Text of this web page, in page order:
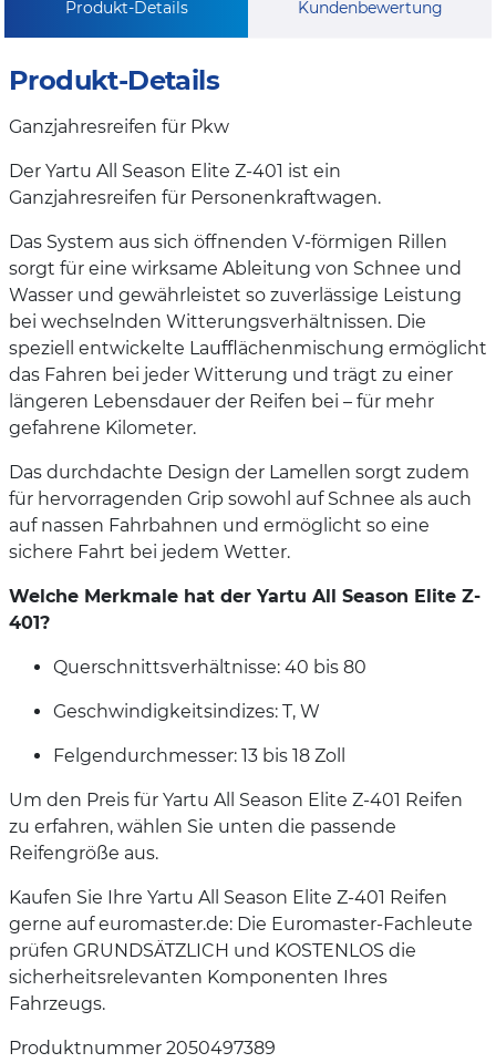
Produkt-Details Kundenbewertung
Produkt-Details
Ganzjahresreifen für Pkw
Der Yartu All Season Elite Z-401 ist ein
Ganzjahresreifen für Personenkraftwagen.
Das System aus sich öffnenden V-förmigen Rillen
sorgt für eine wirksame Ableitung von Schnee und
Wasser und gewährleistet so zuverlässige Leistung
bei wechselnden Witterungsverhältnissen. Die
speziell entwickelte Laufflächenmischung ermöglicht
das Fahren bei jeder Witterung und trägt zu einer
längeren Lebensdauer der Reifen bei – für mehr
gefahrene Kilometer.
Das durchdachte Design der Lamellen sorgt zudem
für hervorragenden Grip sowohl auf Schnee als auch
auf nassen Fahrbahnen und ermöglicht so eine
sichere Fahrt bei jedem Wetter.
Welche Merkmale hat der Yartu All Season Elite Z-
401?
Querschnittsverhältnisse: 40 bis 80
Geschwindigkeitsindizes: T, W
Felgendurchmesser: 13 bis 18 Zoll
Um den Preis für Yartu All Season Elite Z-401 Reifen
zu erfahren, wählen Sie unten die passende
Reifengröße aus.
Kaufen Sie Ihre Yartu All Season Elite Z-401 Reifen
gerne auf euromaster.de: Die Euromaster-Fachleute
prüfen GRUNDSÄTZLICH und KOSTENLOS die
sicherheitsrelevanten Komponenten Ihres
Fahrzeugs.
Produktnummer 2050497389